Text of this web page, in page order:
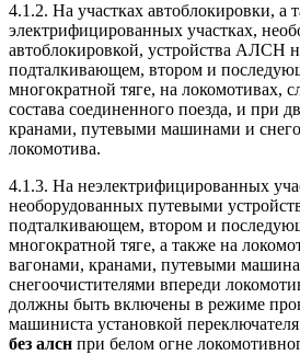
4.1.2. На участках автоблокировки, а
электрифицированных участках,
автоблокировкой, устройства АЛСН
подталкивающем, втором и
многократной тяге, на локомотивах,
состава соединенного поезда, и при
кранами, путевыми машинами и
локомотива.
4.1.3. На неэлектрифицированных
необорудованных путевыми
подталкивающем, втором и
многократной тяге, а также на
вагонами, кранами, путевыми
снегоочистителями впереди
должны быть включены в режиме
машиниста установкой
без алсн при белом огне